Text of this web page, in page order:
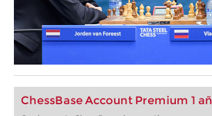
ChessBase Account Premium 1